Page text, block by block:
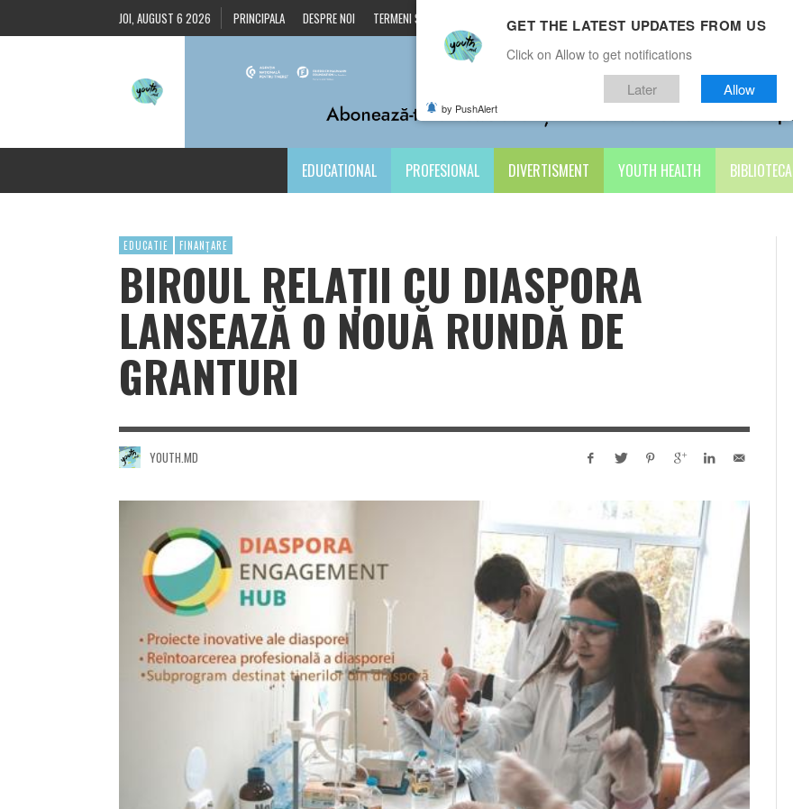
JOI, AUGUST 6 2026 PRINCIPALA DESPRE NOI TERMENI ȘI CONDIȚII CONTACTE
EDUCATIONAL PROFESIONAL DIVERTISMENT YOUTH HEALTH BIBLIOTECA
EDUCATIE FINANȚARE
BIROUL RELAȚII CU DIASPORA
LANSEAZĂ O NOUĂ RUNDĂ DE
GRANTURI
YOUTH.MD
GET THE LATEST UPDATES FROM US
Click on Allow to get notifications
Later Allow
by PushAlert